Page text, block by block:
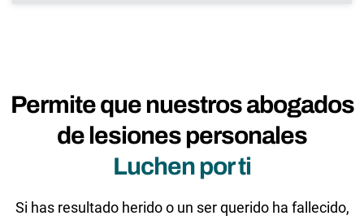
Permite que nuestros abogados
de lesiones personales
Luchen por ti
Si has resultado herido o un ser querido ha fallecido,